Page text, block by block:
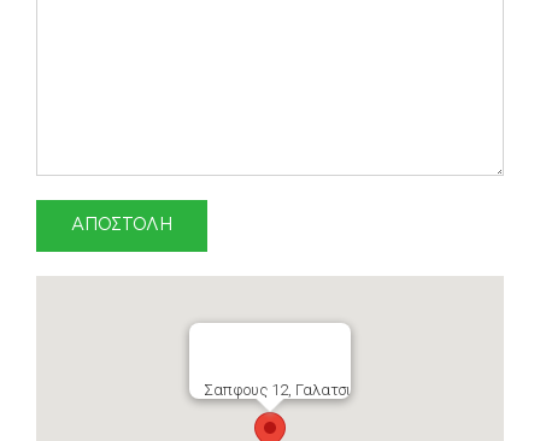
Σαπφους 12, Γαλατσι